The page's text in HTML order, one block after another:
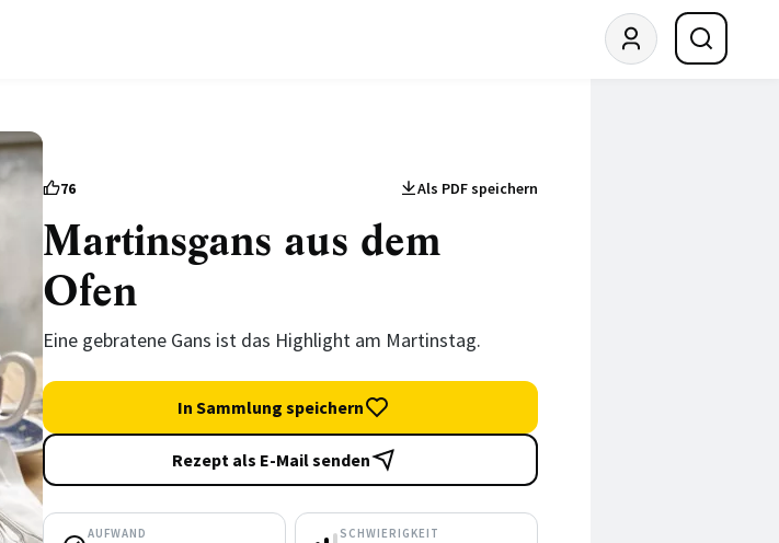
76 Als PDF speichern
Martinsgans aus dem
Ofen
Eine gebratene Gans ist das Highlight am Martinstag.
In Sammlung speichern
Rezept als E-Mail senden
AUFWAND SCHWIERIGKEIT